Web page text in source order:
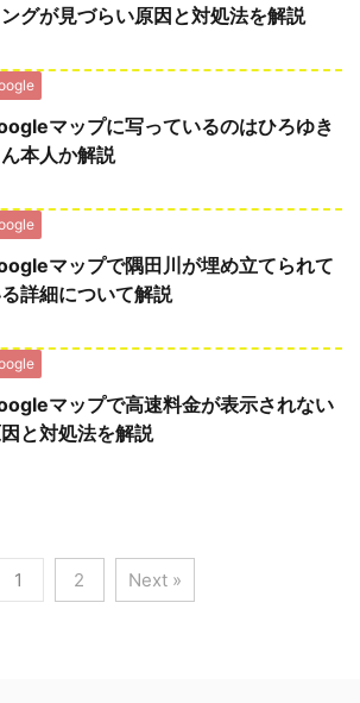
ングが見づらい原因と対処法を解説
マップに写っているのはひろゆき
本人か解説
マップで隅田川が埋め立てられて
詳細について解説
マップで高速料金が表示されない
と対処法を解説
1 2 Next »